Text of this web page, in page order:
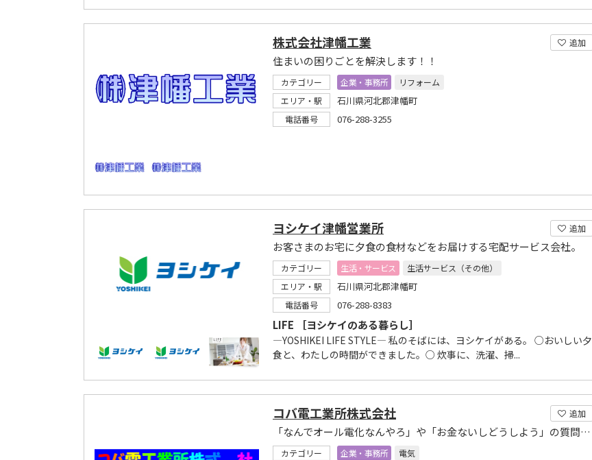
追加
株式会社津幡工業
住まいの困りごとを解決します！！
カテゴリー 企業・事務所
リフォーム
エリア・駅
石川県河北郡津幡町
電話番号 076-288-3255
追加
ヨシケイ津幡営業所
お客さまのお宅に夕食の食材などをお届けする宅配サービス会社。
カテゴリー 生活・サービス
生活サービス（その他）
エリア・駅
石川県河北郡津幡町
電話番号 076-288-8383
LIFE ［ヨシケイのある暮らし］
―YOSHIKEI LIFE STYLE― 私のそばには、ヨシケイがある。 ○おいしい夕
食と、わたしの時間ができました。○ 炊事に、洗濯、掃...
追加
コバ電工業所株式会社
「なんでオール電化なんやろ」や「お金ないしどうしよう」の質問に丁寧にお答えします
カテゴリー 企業・事務所
電気